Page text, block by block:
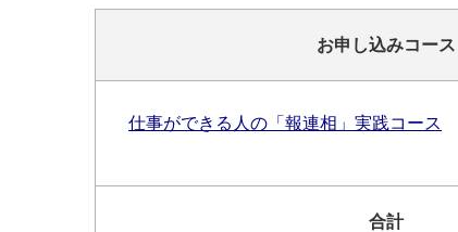
お申し込みコース
仕事ができる人の「報連相」実践コース
合計